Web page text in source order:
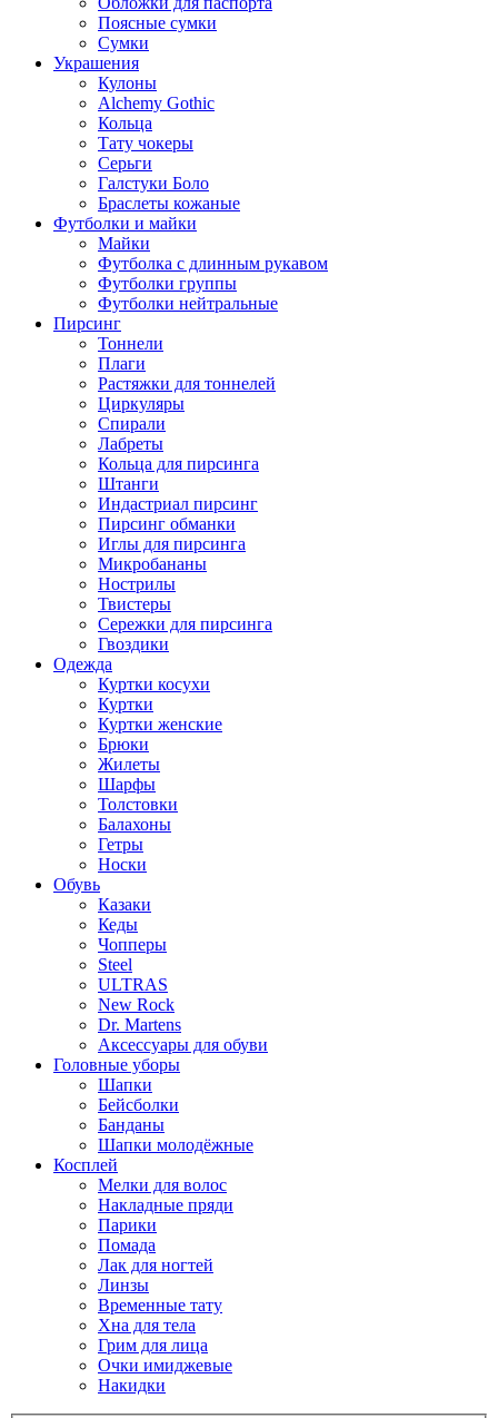
Поясные сумки
Сумки
Украшения
Кулоны
Alchemy Gothic
Кольца
Тату чокеры
Серьги
Галстуки Боло
Браслеты кожаные
Футболки и майки
Майки
Футболка с длинным рукавом
Футболки группы
Футболки нейтральные
Пирсинг
Тоннели
Плаги
Растяжки для тоннелей
Циркуляры
Спирали
Лабреты
Кольца для пирсинга
Штанги
Индастриал пирсинг
Пирсинг обманки
Иглы для пирсинга
Микробананы
Нострилы
Твистеры
Сережки для пирсинга
Гвоздики
Одежда
Куртки косухи
Куртки
Куртки женские
Брюки
Жилеты
Шарфы
Толстовки
Балахоны
Гетры
Носки
Обувь
Казаки
Кеды
Чопперы
Steel
ULTRAS
New Rock
Dr. Martens
Аксессуары для обуви
Головные уборы
Шапки
Бейсболки
Банданы
Шапки молодёжные
Косплей
Мелки для волос
Накладные пряди
Парики
Помада
Лак для ногтей
Линзы
Временные тату
Хна для тела
Грим для лица
Очки имиджевые
Накидки